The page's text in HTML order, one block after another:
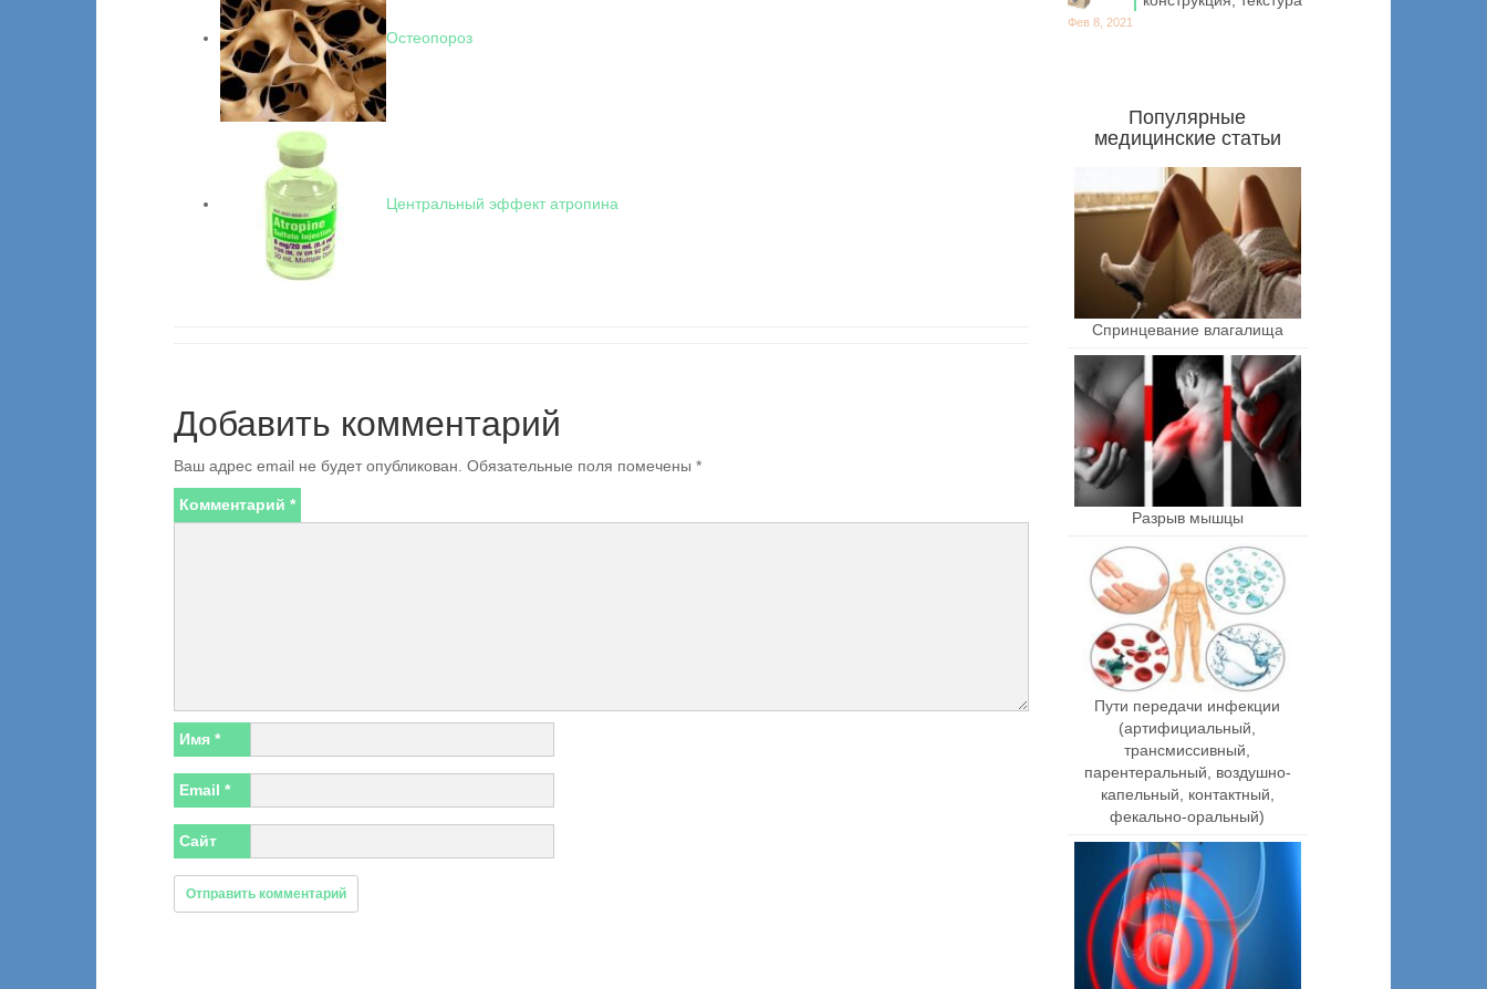
Остеопороз
Центральный эффект атропина
Добавить комментарий
Ваш адрес email не будет опубликован. Обязательные поля помечены *
Комментарий *
Имя *
Email *
Сайт
Фев 8, 2021
Популярные
медицинские статьи
Спринцевание влагалища
Разрыв мышцы
Пути передачи инфекции
(артифициальный,
трансмиссивный,
парентеральный, воздушно-
капельный, контактный,
фекально-оральный)